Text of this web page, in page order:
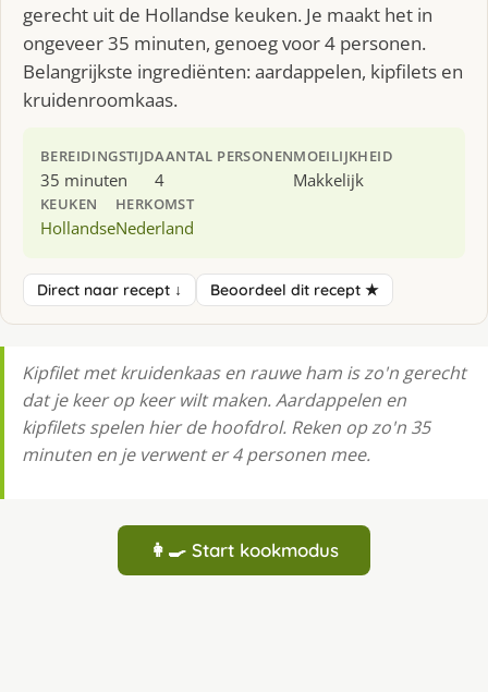
gerecht uit de Hollandse keuken. Je maakt het in
ongeveer 35 minuten, genoeg voor 4 personen.
Belangrijkste ingrediënten: aardappelen, kipfilets en
kruidenroomkaas.
BEREIDINGSTIJD
35 minuten
AANTAL PERSONEN
4
MOEILIJKHEID
Makkelijk
KEUKEN
Hollandse
HERKOMST
Nederland
Direct naar recept ↓ Beoordeel dit recept ★
Kipfilet met kruidenkaas en rauwe ham is zo'n gerecht
dat je keer op keer wilt maken. Aardappelen en
kipfilets spelen hier de hoofdrol. Reken op zo'n 35
minuten en je verwent er 4 personen mee.
👩‍🍳 Start kookmodus